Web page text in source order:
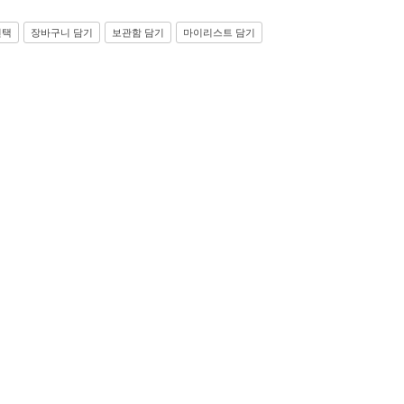
장바구니 담기 보관함 담기 마이리스트 담기